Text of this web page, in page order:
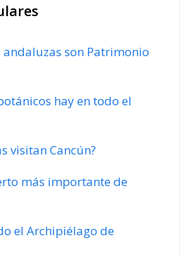
andaluzas son Patrimonio
hay en todo el
visitan Cancún?
más importante de
el Archipiélago de